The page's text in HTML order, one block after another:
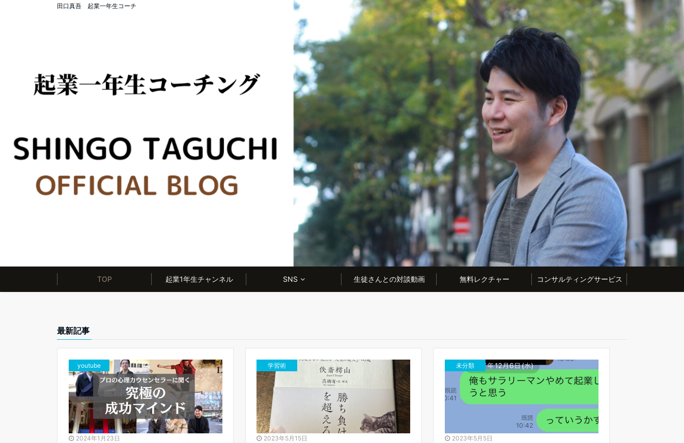
田口真吾 起業一年生コーチ
TOP 起業1年生チャンネル SNS 生徒さんとの対談動画 無料レクチャー コンサルティングサービス
最新記事
youtube
2024年1月23日
学習術
2023年5月15日
未分類
2023年5月5日